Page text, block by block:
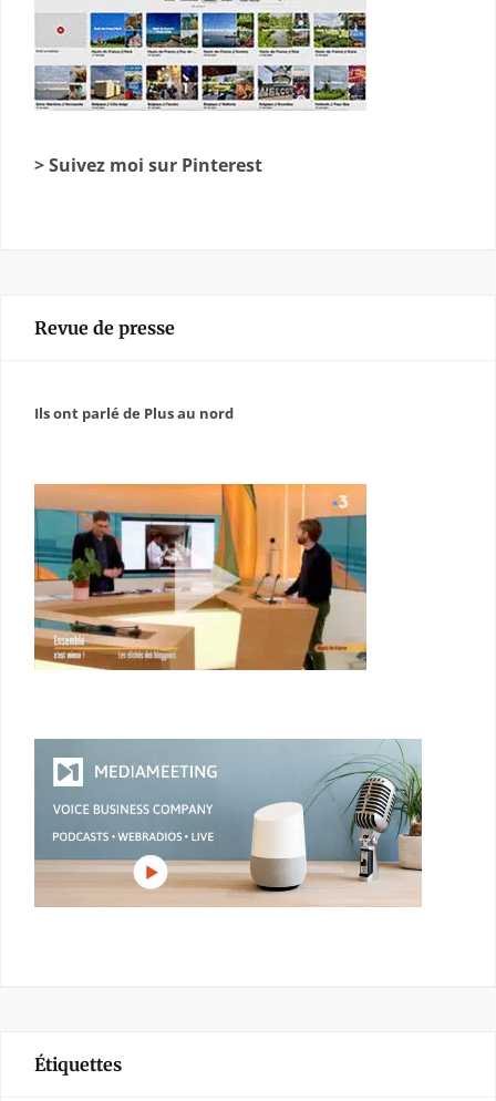
> Suivez moi sur Pinterest
Revue de presse
Ils ont parlé de Plus au nord
Étiquettes